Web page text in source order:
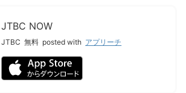
JTBC NOW
JTBC 無料 posted with アプリーチ